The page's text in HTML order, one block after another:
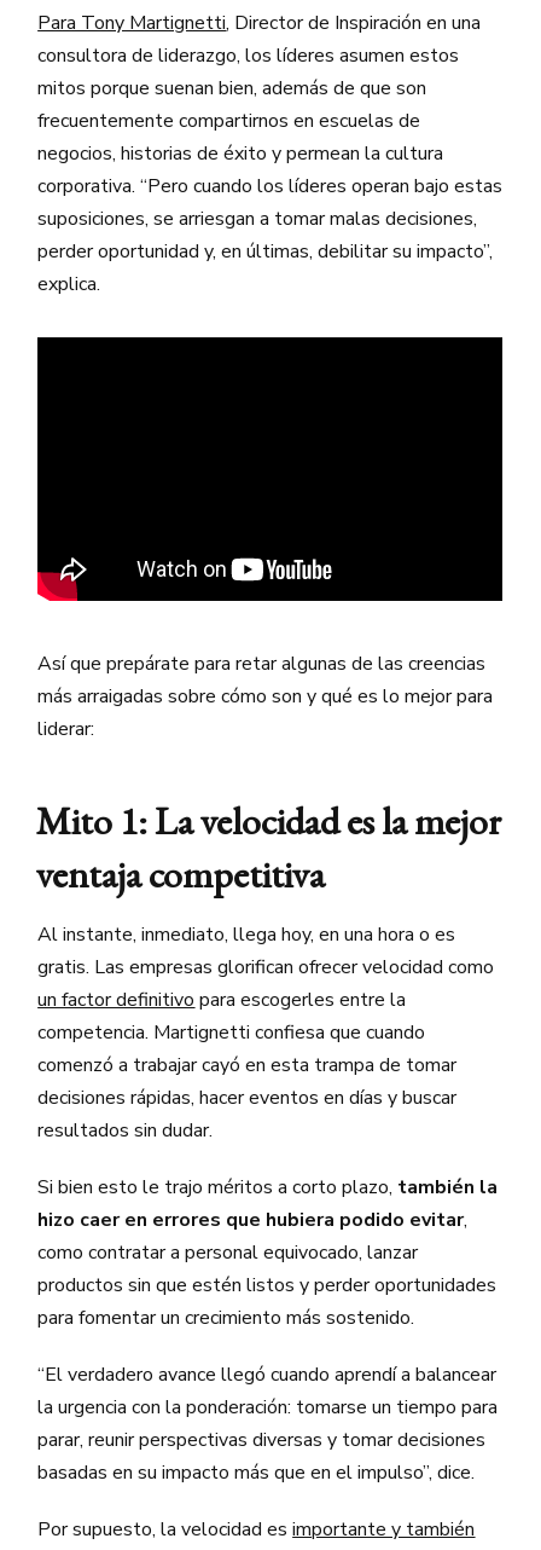
Para Tony Martignetti, Director de Inspiración en una
consultora de liderazgo, los líderes asumen estos
mitos porque suenan bien, además de que son
frecuentemente compartirnos en escuelas de
negocios, historias de éxito y permean la cultura
corporativa. “Pero cuando los líderes operan bajo estas
suposiciones, se arriesgan a tomar malas decisiones,
perder oportunidad y, en últimas, debilitar su impacto”,
explica.
Así que prepárate para retar algunas de las creencias
más arraigadas sobre cómo son y qué es lo mejor para
liderar:
Mito 1: La velocidad es la mejor
ventaja competitiva
Al instante, inmediato, llega hoy, en una hora o es
gratis. Las empresas glorifican ofrecer velocidad como
un factor definitivo para escogerles entre la
competencia. Martignetti confiesa que cuando
comenzó a trabajar cayó en esta trampa de tomar
decisiones rápidas, hacer eventos en días y buscar
resultados sin dudar.
Si bien esto le trajo méritos a corto plazo, también la
hizo caer en errores que hubiera podido evitar,
como contratar a personal equivocado, lanzar
productos sin que estén listos y perder oportunidades
para fomentar un crecimiento más sostenido.
“El verdadero avance llegó cuando aprendí a balancear
la urgencia con la ponderación: tomarse un tiempo para
parar, reunir perspectivas diversas y tomar decisiones
basadas en su impacto más que en el impulso”, dice.
Por supuesto, la velocidad esimportante y también